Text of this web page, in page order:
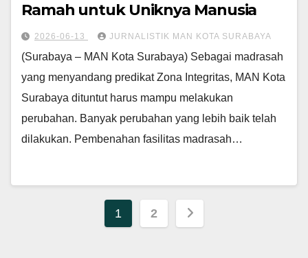
Ramah untuk Uniknya Manusia
2026-06-13 JURNALISTIK MAN KOTA SURABAYA
(Surabaya – MAN Kota Surabaya) Sebagai madrasah
yang menyandang predikat Zona Integritas, MAN Kota
Surabaya dituntut harus mampu melakukan
perubahan. Banyak perubahan yang lebih baik telah
dilakukan. Pembenahan fasilitas madrasah…
Paginasi
1 2